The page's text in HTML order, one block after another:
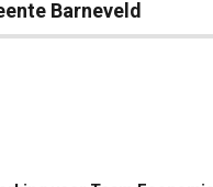
Barneveld